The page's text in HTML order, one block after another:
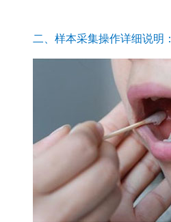
二、样本采集操作详细说明：